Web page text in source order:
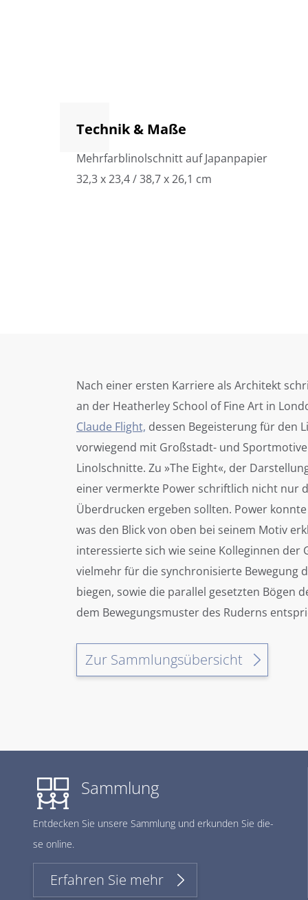
Technik & Maße
Mehrfarblinolschnitt auf Japanpapier
32,3 x 23,4 / 38,7 x 26,1 cm
Nach einer ersten Karriere als Architekt
an der Heatherley School of Fine Art in
Claude Flight, dessen Begeisterung für den
vorwiegend mit Großstadt- und
Linolschnitte. Zu »The Eight«, der
einer vermerkte Power schriftlich nicht nur
Überdrucken ergeben sollten. Power
was den Blick von oben bei seinem Motiv
interessierte sich wie seine Kolleginnen der
vielmehr für die synchronisierte Bewegung
biegen, sowie die parallel gesetzten Bögen
dem Bewegungsmuster des Ruderns
Zur Sammlungsübersicht
Sammlung
Ent­de­cken Sie un­se­re Samm­lung und er­kun­den Sie die­
se on­line.
Erfahren Sie mehr